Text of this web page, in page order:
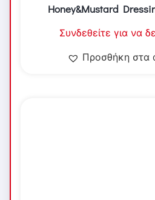
Honey&Mustard
Συνδεθείτε για να
Προσθήκη στα